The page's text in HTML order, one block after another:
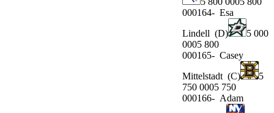
000164- Esa
Lindell (D)
5 000
0005 800
000165- Casey
Mittelstadt (C)
5
750 0005 750
000166- Adam